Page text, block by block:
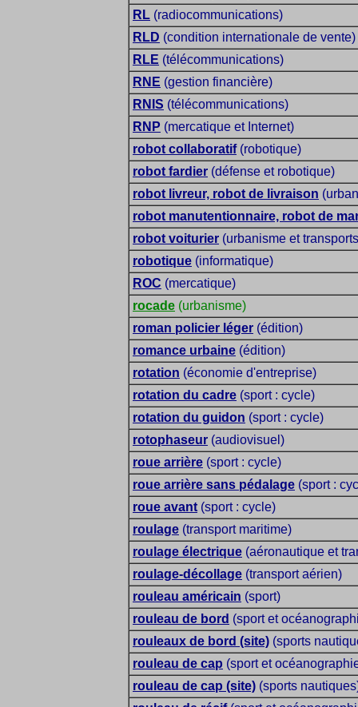
RL (radiocommunications)
RLD (condition internationale de vente)
RLE (télécommunications)
RNE (gestion financière)
RNIS (télécommunications)
RNP (mercatique et Internet)
robot collaboratif(robotique)
robot fardier (défense et robotique)
robot livreur, robot de livraison
robot manutentionnaire, robot de
robot voiturier (urbanisme et
robotique (informatique)
ROC (mercatique)
rocade (urbanisme)
roman policier léger (édition)
romance urbaine (édition)
rotation (économie d'entreprise)
rotation du cadre (sport : cycle)
rotation du guidon (sport : cycle)
rotophaseur (audiovisuel)
roue arrière (sport : cycle)
roue arrière sans pédalage (sport :
roue avant (sport : cycle)
roulage (transport maritime)
roulage électrique (aéronautique et
roulage-décollage (transport aérien)
rouleau américain (sport)
rouleau de bord (sport et
rouleaux de bord (site) (sports
rouleau de cap (sport et
rouleau de cap (site) (sports